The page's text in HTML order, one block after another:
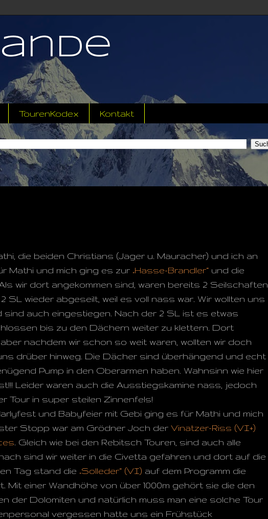
TourenKodex Kontakt
die beiden Christians (Jager u. Mauracher) und ich an
Mathi und mich ging es zur „Hasse-Brandler“ und die
wir dort angekommen sind, waren bereits 2 Seilschaften
wieder abgeseilt, weil es voll nass war. Wir wollten uns
auch eingestiegen. Nach der 2 SL ist es etwas
bis zu den Dächern weiter zu klettern. Dort
nachdem wir schon so weit waren, wollten wir doch
drüber hinweg. Die Dächer sind überhängend und echt
Pump in den Oberarmen haben. Wahnsinn wie hier
Leider waren auch die Ausstiegskamine nass, jedoch
Tour in super steilen Zinnenfels!
und Babyfeier mit Gebi ging es für Mathi und mich
Stopp war am Grödner Joch der Vinatzer-Riss (VI+)
. Gleich wie bei den Rebitsch Touren, sind auch alle
sind wir weiter in die Civetta gefahren und dort auf die
Tag stand die „Solleder“ (VI) auf dem Programm die
Mit einer Wandhöhe von über 1000m gehört sie die den
der Dolomiten und natürlich muss man eine solche Tour
vergessen hatte uns ein Frühstück